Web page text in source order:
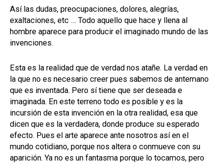
Así las dudas, preocupaciones, dolores, alegrías,
exaltaciones, etc … Todo aquello que hace y llena al
hombre aparece para producir el imaginado mundo de las
invenciones.
Esta es la realidad que de verdad nos atañe. La verdad en
la que no es necesario creer pues sabemos de antemano
que es inventada. Pero sí tiene que ser deseada e
imaginada. En este terreno todo es posible y es la
incursión de esta invención en la otra realidad, esa que
dicen que es la verdadera, donde produce su esperado
efecto. Pues el arte aparece ante nosotros así en el
mundo cotidiano, porque nos altera o conmueve con su
aparición. Ya no es un fantasma porque lo tocamos, pero